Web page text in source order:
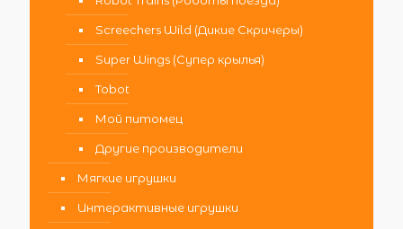
Screechers Wild (Дикие Скричеры)
Super Wings (Супер крылья)
Tobot
Мой питомец
Другие производители
Мягкие игрушки
Интерактивные игрушки